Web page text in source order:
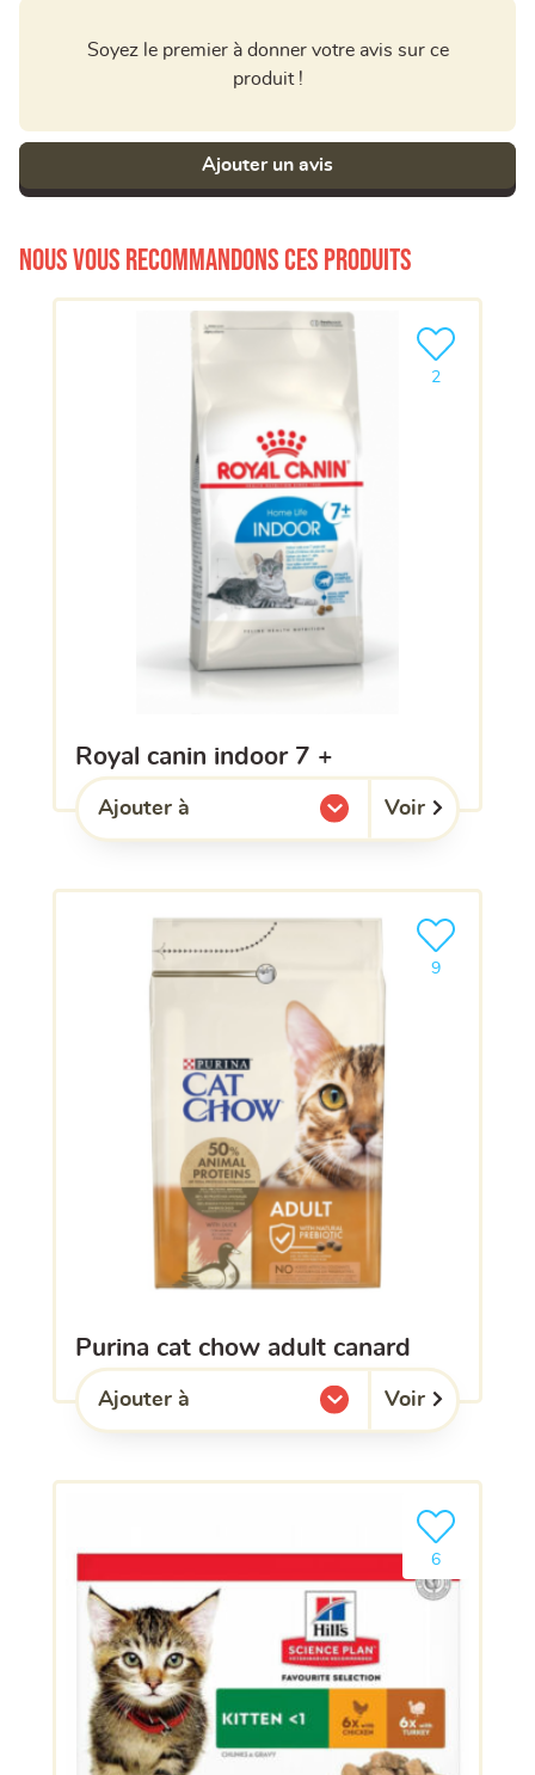
Soyez le premier à donner votre avis sur ce
produit !
Ajouter un avis
Nous vous recommandons ces produits
royal canin indoor 7 +
2
Ajouter le
Ajouter à
l'une de mes listes. Voir
purina cat chow adult canard
9
Ajouter le
Ajouter à
l'une de mes listes. Voir
6
Ajouter le